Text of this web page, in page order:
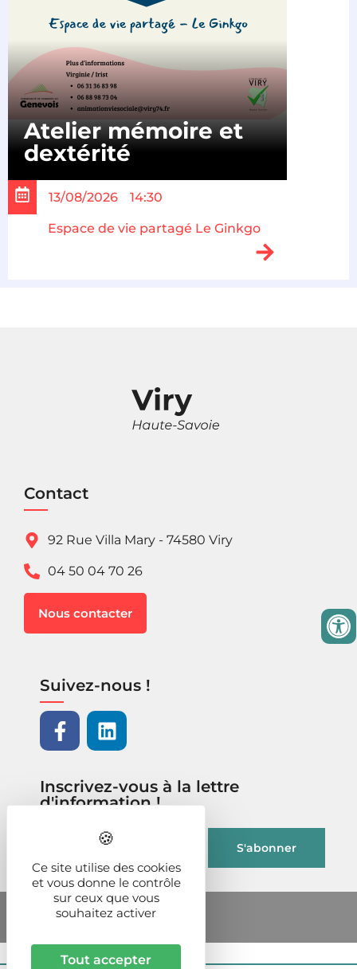
Atelier mémoire et
dextérité
13/08/2026 14:30
Espace de vie partagé Le Ginkgo
Contact
92 Rue Villa Mary - 74580 Viry
04 50 04 70 26
Nous contacter
Suivez-nous !
Inscrivez-vous à la lettre
d'information !
Ce site utilise des cookies
et vous donne le contrôle
sur ceux que vous
souhaitez activer
Tout accepter